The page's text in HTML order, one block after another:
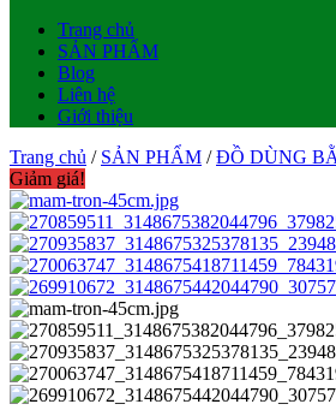
Trang chủ
SẢN PHẨM
Blog
Liên hệ
Giới thiệu
Trang chủ / SẢN PHẨM /ĐỒ DÙNG
Giảm giá!